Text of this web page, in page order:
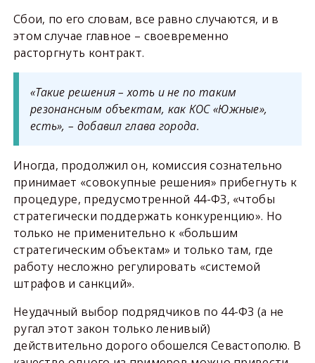
Сбои, по его словам, все равно случаются, и в
этом случае главное – своевременно
расторгнуть контракт.
«Такие решения – хоть и не по таким
резонансным объектам, как КОС «Южные»,
есть», – добавил глава города.
Иногда, продолжил он, комиссия сознательно
принимает «совокупные решения» прибегнуть к
процедуре, предусмотренной 44-ФЗ, «чтобы
стратегически поддержать конкуренцию». Но
только не применительно к «большим
стратегическим объектам» и только там, где
работу несложно регулировать «системой
штрафов и санкций».
Неудачный выбор подрядчиков по 44-ФЗ (а не
ругал этот закон только ленивый)
действительно дорого обошелся Севастополю. В